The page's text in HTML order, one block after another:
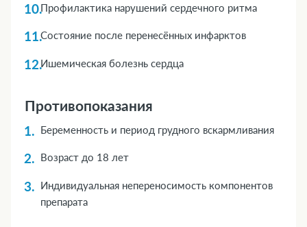
Профилактика нарушений сердечного ритма
Состояние после перенесённых инфарктов
Ишемическая болезнь сердца
Противопоказания
Беременность и период грудного вскармливания
Возраст до 18 лет
Индивидуальная непереносимость компонентов
препарата